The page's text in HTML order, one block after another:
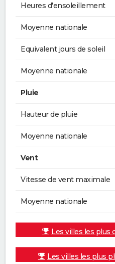
Heures d'ensoleillement
Moyenne nationale
Equivalent jours de soleil
Moyenne nationale
Pluie
Hauteur de pluie
Moyenne nationale
Vent
Vitesse de vent maximale
Moyenne nationale
Les villes les plus
Les villes les plus